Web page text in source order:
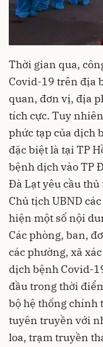
Thời gian qua,
Covid-19 trên địa
quan, đơn vị, địa
tích cực. Tuy
phức tạp của dịch
đặc biệt là tại TP
bệnh dịch vào TP
Đà Lạt yêu cầu
Chủ tịch UBND
hiện một số nội
Các phòng, ban,
các phường, xã
dịch bệnh Covid-
đầu trong thời
bộ hệ thống chính
tuyên truyền với
loa, trạm truyền